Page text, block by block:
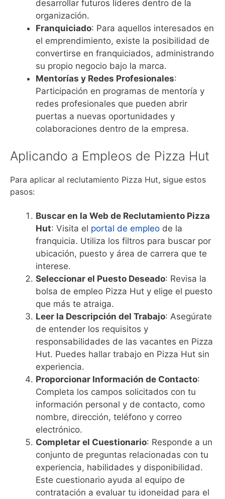
desarrollar futuros líderes dentro de la
organización.
Franquiciado: Para aquellos interesados en
el emprendimiento, existe la posibilidad de
convertirse en franquiciados, administrando
su propio negocio bajo la marca.
Mentorías y Redes Profesionales:
Participación en programas de mentoría y
redes profesionales que pueden abrir
puertas a nuevas oportunidades y
colaboraciones dentro de la empresa.
Aplicando a Empleos de Pizza Hut
Para aplicar al reclutamiento Pizza Hut, sigue estos
pasos:
Buscar en la Web de Reclutamiento Pizza
Hut: Visita el portal de empleo de la
franquicia. Utiliza los filtros para buscar por
ubicación, puesto y área de carrera que te
interese.
Seleccionar el Puesto Deseado: Revisa la
bolsa de empleo Pizza Hut y elige el puesto
que más te atraiga.
Leer la Descripción del Trabajo: Asegúrate
de entender los requisitos y
responsabilidades de las vacantes en Pizza
Hut. Puedes hallar trabajo en Pizza Hut sin
experiencia.
Proporcionar Información de Contacto:
Completa los campos solicitados con tu
información personal y de contacto, como
nombre, dirección, teléfono y correo
electrónico.
Completar el Cuestionario: Responde a un
conjunto de preguntas relacionadas con tu
experiencia, habilidades y disponibilidad.
Este cuestionario ayuda al equipo de
contratación a evaluar tu idoneidad para el